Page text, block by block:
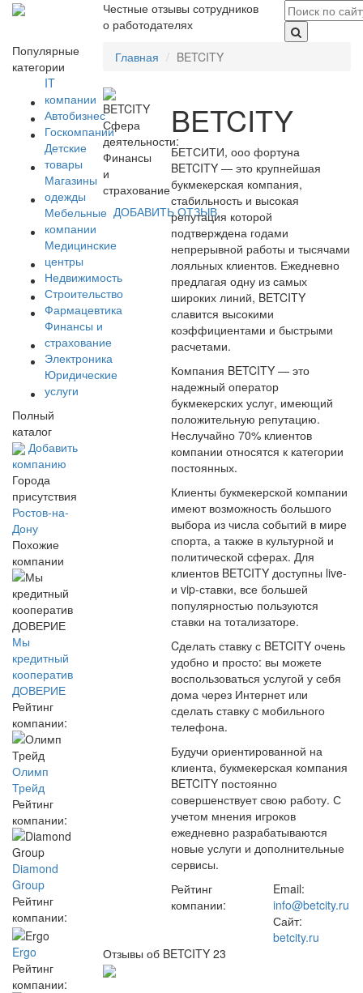
Честные отзывы сотрудников
о работодателях
Популярные
категории
IT
компании
Автобизнес
Госкомпании
Детские
товары
Магазины
одежды
Мебельные
компании
Медицинские
центры
Недвижимость
Строительство
Фармацевтика
Финансы и
страхование
Электроника
Юридические
услуги
Полный
каталог
Добавить
компанию
Города
присутствия
Ростов-на-
Дону
Похожие
компании
Мы
кредитный
кооператив
ДОВЕРИЕ
Рейтинг
компании:
Олимп
Трейд
Рейтинг
компании:
Diamond
Group
Рейтинг
компании:
Ergo
Рейтинг
компании:
Главная BETCITY
Сфера
деятельности:
Финансы
и
страхование
ДОБАВИТЬ ОТЗЫВ
BETCITY
БЕТСИТИ, ооо фортуна
BETCITY — это крупнейшая
букмекерская компания,
стабильность и высокая
репутация которой
подтверждена годами
непрерывной работы и тысячами
лояльных клиентов. Ежедневно
предлагая одну из самых
широких линий, BETCITY
славится высокими
коэффициентами и быстрыми
расчетами.
Компания BETCITY — это
надежный оператор
букмекерских услуг, имеющий
положительную репутацию.
Неслучайно 70% клиентов
компании относятся к категории
постоянных.
Клиенты букмекерской компании
имеют возможность большого
выбора из числа событий в мире
спорта, а также в культурной и
политической сферах. Для
клиентов BETCITY доступны live-
и vip-ставки, все большей
популярностью пользуются
ставки на тотализаторе.
Cделать ставку с BETCITY очень
удобно и просто: вы можете
воспользоваться услугой у себя
дома через Интернет или
сделать ставку c мобильного
телефона.
Будучи ориентированной на
клиента, букмекерская компания
BETCITY постоянно
совершенствует свою работу. С
учетом мнения игроков
ежедневно разрабатываются
новые услуги и дополнительные
сервисы.
Рейтинг
компании:
Email:
info@betcity.ru
Сайт:
betcity.ru
Отзывы об BETCITY 23